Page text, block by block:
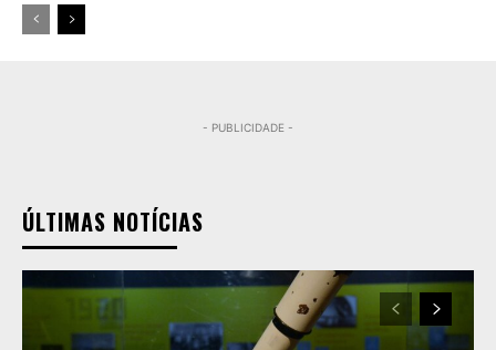
- PUBLICIDADE -
ÚLTIMAS NOTÍCIAS